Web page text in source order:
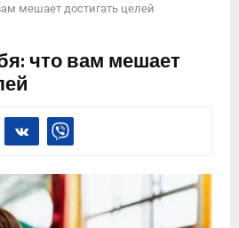
мешает достигать целей
что вам мешает